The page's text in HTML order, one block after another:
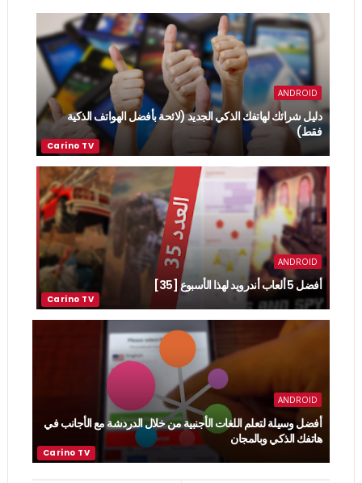
ANDROID
دليل شرائك لهاتفك الذكي الجديد (لائحة بأفضل الهواتف الذكية
فقط)
ANDROID
أفضل 5 ألعاب أندرويد لهذا الأسبوع [35]
ANDROID
أفضل وسيلة لتعلم اللغات الأجنبية من خلال الدردشة مع الأجانب في
هاتفك الذكي وبالمجان